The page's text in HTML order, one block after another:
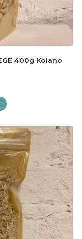
400g Kolano